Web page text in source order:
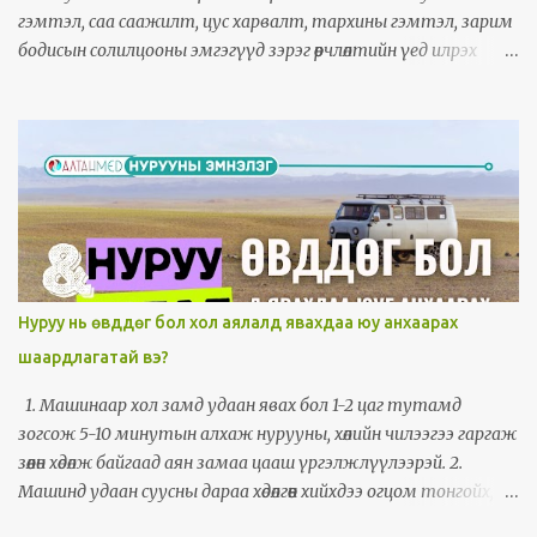
Хүзүүгээрээ бөхийх гэдийх хөдөлгөөн хийхэд өвдөлт нэмэгдэнэ.
Хүзүүний 4-5,5-6 үеийн х...
гэмтэл, саа саажилт, цус харвалт, тархины гэмтэл, зарим
бодисын солилцооны эмгэгүүд зэрэг өөрчлөлтийн үед илрэх
Нуруу нь өвддөг бол хол аялалд явахдаа юу анхаарах
шаардлагатай вэ?
1. Машинаар хол замд удаан явах бол 1-2 цаг тутамд
зогсож 5-10 минутын алхаж нурууны, хөлийн чилээгээ гаргаж
зөөлөн хөдөлж байгаад аян замаа цааш үргэлжлүүлээрэй. 2.
Машинд удаан суусны дараа хөдөлгөөн хийхдээ огцом тонгойх,